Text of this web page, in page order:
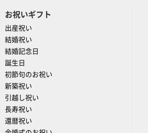
お祝いギフト
出産祝い
結婚祝い
結婚記念日
誕生日
初節句のお祝い
新築祝い
引越し祝い
長寿祝い
還暦祝い